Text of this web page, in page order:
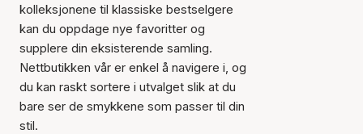
kolleksjonene til klassiske bestselgere
kan du oppdage nye favoritter og
supplere din eksisterende samling.
Nettbutikken vår er enkel å navigere i, og
du kan raskt sortere i utvalget slik at du
bare ser de smykkene som passer til din
stil.